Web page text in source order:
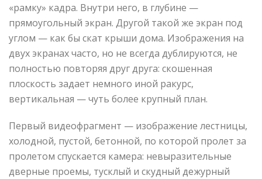
«рамку» кадра. Внутри него, в глубине —
прямоугольный экран. Другой такой же экран под
углом — как бы скат крыши дома. Изображения на
двух экранах часто, но не всегда дублируются, не
полностью повторяя друг друга: скошенная
плоскость задает немного иной ракурс,
вертикальная — чуть более крупный план.
Первый видеофрагмент — изображение лестницы,
холодной, пустой, бетонной, по которой пролет за
пролетом спускается камера: невыразительные
дверные проемы, тусклый и скудный дежурный